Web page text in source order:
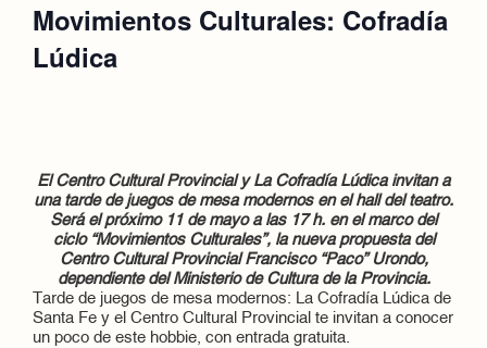
Movimientos Culturales: Cofradía
Lúdica
El Centro Cultural Provincial y La Cofradía Lúdica invitan a
una tarde de juegos de mesa modernos en el hall del teatro.
Será el próximo 11 de mayo a las 17 h. en el marco del
ciclo “Movimientos Culturales”, la nueva propuesta del
Centro Cultural Provincial Francisco “Paco” Urondo,
dependiente del Ministerio de Cultura de la Provincia.
Tarde de juegos de mesa modernos: La Cofradía Lúdica de
Santa Fe y el Centro Cultural Provincial te invitan a conocer
un poco de este hobbie, con entrada gratuita.